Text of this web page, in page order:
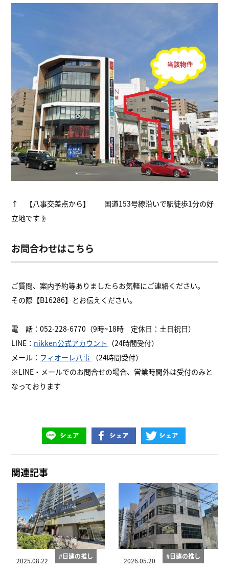
↑ 【八事交差点から】 国道153号線沿いで駅徒歩1分の好
立地です☝
お問合わせはこちら
ご質問、案内予約等ありましたらお気軽にご連絡ください。
その際【B16286】とお伝えください。
電 話：052-228-6770（9時~18時 定休日：土日祝日）
LINE： nikken公式アカウント （24時間受付）
メール： フィオーレ八事 （24時間受付）
※LINE・メールでのお問合せの場合、営業時間外は受付のみと
なっております
関連記事
2025.08.22
#日建の推し
2026.05.20
#日建の推し